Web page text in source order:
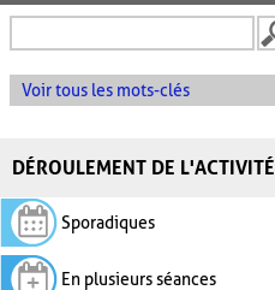
Voir tous les mots-clés
DÉROULEMENT DE L'ACTIVITÉ
Sporadiques
En plusieurs séances